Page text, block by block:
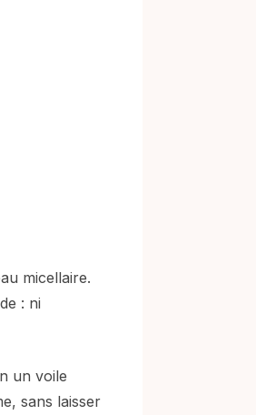
micellaire.
: ni
un voile
sans laisser